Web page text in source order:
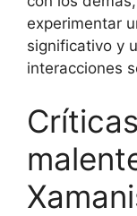
experimentar
significativo y
interacciones